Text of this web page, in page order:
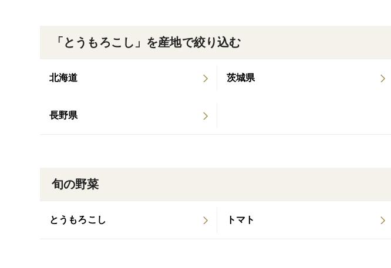
「とうもろこし」を産地で絞り込む
北海道 茨城県
長野県
旬の野菜
とうもろこし トマト